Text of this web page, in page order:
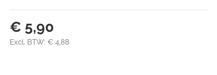
€ 5,90
Excl. BTW: € 4,88